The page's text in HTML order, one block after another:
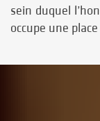
sein duquel
occupe une